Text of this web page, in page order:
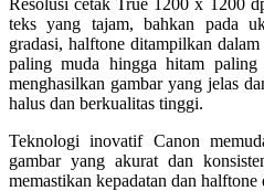
teks yang tajam, bahkan pada
gradasi, halftone ditampilkan
paling muda hingga hitam
menghasilkan gambar yang jelas
halus dan berkualitas tinggi.
Teknologi inovatif Canon
gambar yang akurat dan
memastikan kepadatan dan